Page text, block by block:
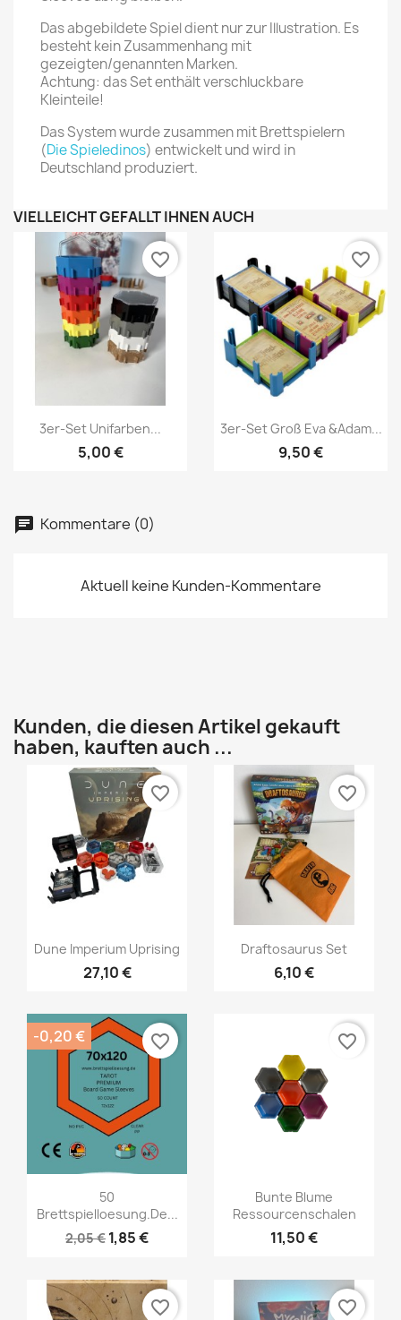
Das abgebildete Spiel dient nur zur Illustration. Es
besteht kein Zusammenhang mit
gezeigten/genannten Marken.
Achtung: das Set enthält verschluckbare
Kleinteile!
Das System wurde zusammen mit Brettspielern
(Die Spieledinos) entwickelt und wird in
Deutschland produziert.
VIELLEICHT GEFÄLLT IHNEN AUCH
Vorschau
3er-Set Unifarben...
5,00 €
favorite_border
Vorschau
3er-Set Groß Eva &Adam...
9,50 €
favorite_border
Kommentare (0)
Aktuell keine Kunden-Kommentare
Kunden, die diesen Artikel gekauft
haben, kauften auch ...
Vorschau
Dune Imperium Uprising
27,10 €
favorite_border
Vorschau
Draftosaurus Set
6,10 €
favorite_border
Vorschau
50
Brettspielloesung.de...
2,05 € 1,85 €
-0,20 € favorite_border
Vorschau
Bunte Blume
Ressourcenschalen
11,50 €
favorite_border
favorite_border favorite_border